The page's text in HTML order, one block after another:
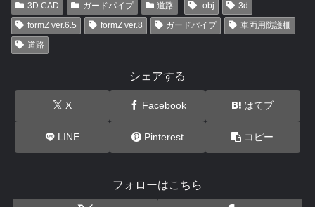
3D CAD ガードパイプ 道路 .obj
3d
formZ ver.6.5
formZ ver.8 ガードパイプ
車両用防護柵
道路
シェアする
X Facebook はてブ
LINE Pinterest コピー
フォローはこちら